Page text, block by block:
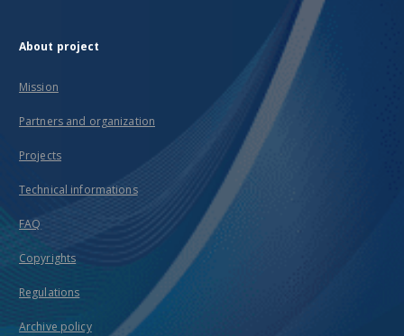
About project
Mission
Partners and organization
Projects
Technical informations
FAQ
Copyrights
Regulations
Archive policy